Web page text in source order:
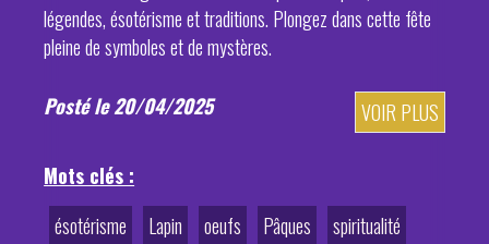
légendes, ésotérisme et traditions. Plongez dans cette fête
pleine de symboles et de mystères.
Posté le 20/04/2025 VOIR PLUS
Mots clés :
ésotérisme
Lapin oeufs Pâques spiritualité